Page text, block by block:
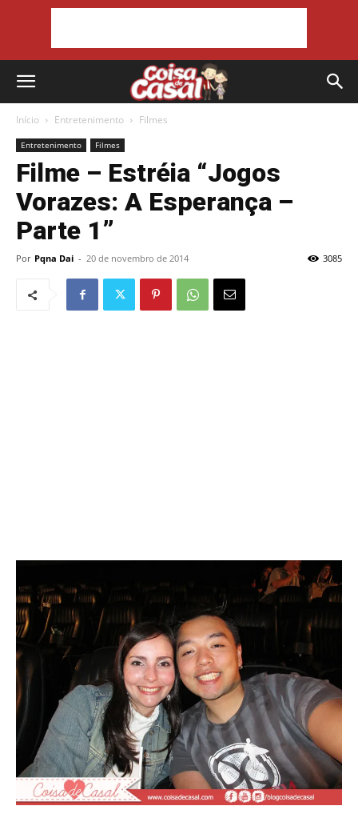
Início Entretenimento Filmes
Entretenimento Filmes
Filme – Estréia “Jogos
Vorazes: A Esperança –
Parte 1”
Por Pqna Dai - 20 de novembro de 2014 3085